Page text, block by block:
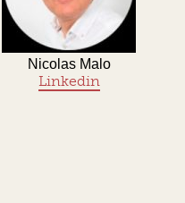
Nicolas Malo
Linkedin